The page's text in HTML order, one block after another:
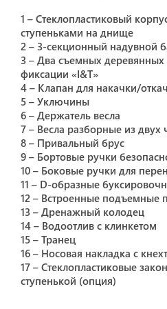
охлаждается водой.
РИБ лодка ГРАНД S330
тендер, тузик на парусной
Используются для
с яхты до берега или другой
обратно, также может
продуктов питания,
Лодка GRAND S330 подарит
моменты в ваших
глубокие заливы, бухты,
подойти на яхте из-за
или дайвинга.
1 – Стеклопластиковый
ступеньками на днище
2 – 3-секционный надувной
3 – Два съемных деревянных
фиксации «I&T»
4 – Клапан для накачки/
5 – Уключины
6 – Держатель весла
7 – Весла разборные из двух
8 – Привальный брус
9 – Бортовые ручки
10 – Боковые ручки для
11 – D-образные
12 – Встроенные подъемные
13 – Дренажный колодец
14 – Водоотлив с клинкетом
15 – Транец
16 – Носовая накладка с
17 – Стеклопластиковые
ступенькой (опция)